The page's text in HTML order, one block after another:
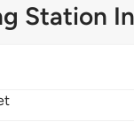
Station